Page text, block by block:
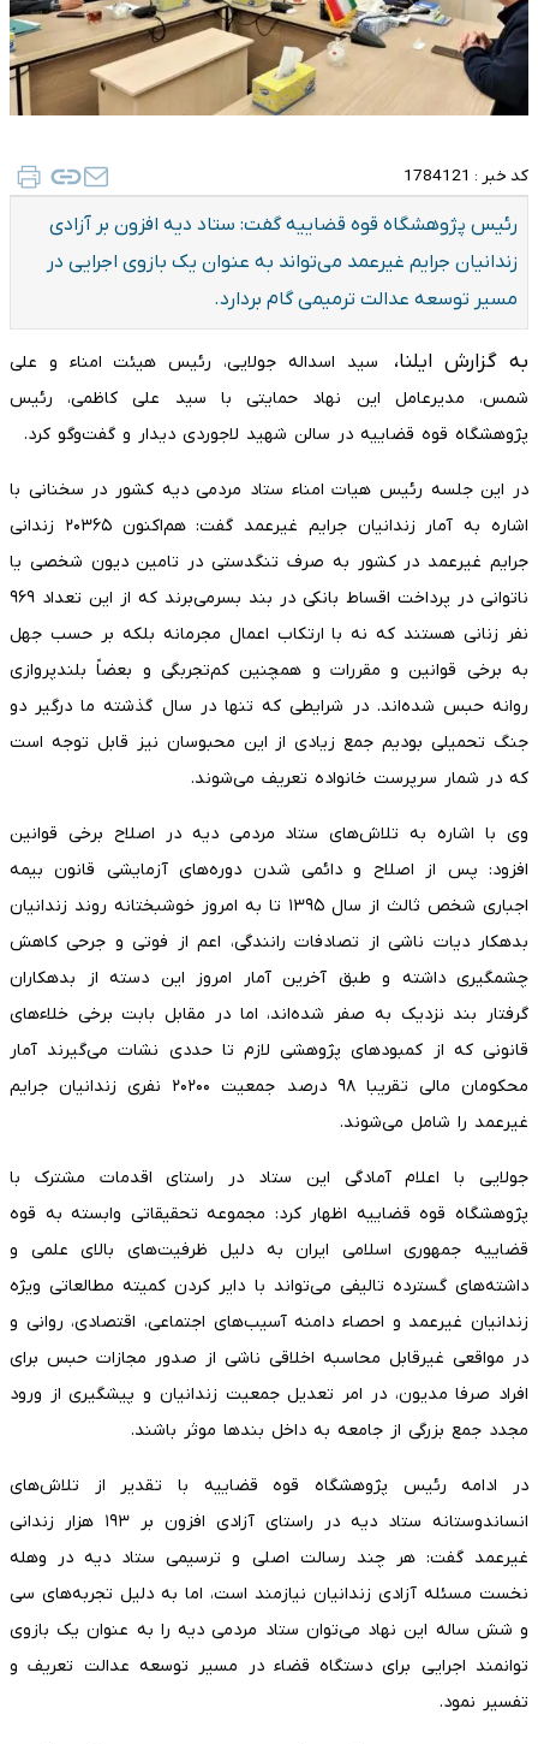
کد خبر : 1784121
​رئیس پژوهشگاه قوه قضاییه گفت: ستاد دیه افزون بر آزادی
زندانیان جرایم غیرعمد می‌تواند به عنوان یک بازوی اجرایی در
مسیر توسعه عدالت ترمیمی گام بردارد.
به گزارش ایلنا،
سید اسداله جولایی، رئیس هیئت امناء و علی
شمس، مدیرعامل این نهاد حمایتی با سید علی کاظمی، رئیس
پژوهشگاه قوه قضاییه در سالن شهید لاجوردی دیدار و گفت‌و‌گو کرد.
در این جلسه رئیس هیات امناء ستاد مردمی دیه کشور در سخنانی با
اشاره به آمار زندانیان جرایم غیرعمد گفت: هم‌اکنون ۲۰۳۶۵ زندانی
جرایم غیرعمد در کشور به صرف تنگدستی در تامین دیون شخصی یا
ناتوانی در پرداخت اقساط بانکی در بند بسرمی‌برند که از این تعداد ۹۶۹
نفر زنانی هستند که نه با ارتکاب اعمال مجرمانه بلکه بر حسب جهل
به برخی قوانین و مقررات و همچنین کم‌تجربگی و بعضاً بلندپروازی
روانه حبس شده‌اند. در شرایطی که تنها در سال گذشته ما درگیر دو
جنگ تحمیلی بودیم جمع زیادی از این محبوسان نیز قابل توجه است
که در شمار سرپرست خانواده تعریف می‌شوند.
وی با اشاره به تلاش‌های ستاد مردمی دیه در اصلاح برخی قوانین
افزود: پس از اصلاح و دائمی شدن دوره‌های آزمایشی قانون بیمه
اجباری شخص ثالث از سال ۱۳۹۵ تا به امروز خوشبختانه روند زندانیان
بدهکار دیات ناشی از تصادفات رانندگی، اعم از فوتی و جرحی کاهش
چشمگیری داشته و طبق آخرین آمار امروز این دسته از بدهکاران
گرفتار بند نزدیک به صفر شده‌اند، اما در مقابل بابت برخی خلاء‌های
قانونی که از کمبود‌های پژوهشی لازم تا حددی نشات می‌گیرند آمار
محکومان مالی تقریبا ۹۸ درصد جمعیت ۲۰۲۰۰ نفری زندانیان جرایم
غیرعمد را شامل می‌شوند.
جولایی با اعلام آمادگی این ستاد در راستای اقدمات مشترک با
پژوهشگاه قوه قضاییه اظهار کرد: مجموعه تحقیقاتی وابسته به قوه
قضاییه جمهوری اسلامی ایران به دلیل ظرفیت‌های بالای علمی و
داشته‌های گسترده تالیفی می‌تواند با دایر کردن کمیته مطالعاتی ویژه
زندانیان غیرعمد و احصاء دامنه آسیب‌های اجتماعی، اقتصادی، روانی و
در مواقعی غیرقابل محاسبه اخلاقی ناشی از صدور مجازات حبس برای
افراد صرفا مدیون، در امر تعدیل جمعیت زندانیان و پیشگیری از ورود
مجدد جمع بزرگی از جامعه به داخل بند‌ها موثر باشند.
در ادامه رئیس پژوهشگاه قوه قضاییه با تقدیر از تلاش‌های
انساندوستانه ستاد دیه در راستای آزادی افزون بر ۱۹۳ هزار زندانی
غیرعمد گفت: هر چند رسالت اصلی و ترسیمی ستاد دیه در وهله
نخست مسئله آزادی زندانیان نیازمند است، اما به دلیل تجربه‌های سی
و شش ساله این نهاد می‌توان ستاد مردمی دیه را به عنوان یک بازوی
توانمند اجرایی برای دستگاه قضاء در مسیر توسعه عدالت تعریف و
تفسیر نمود.